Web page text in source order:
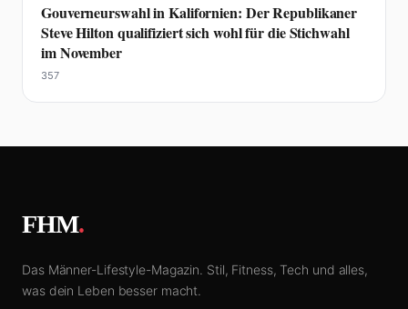
Gouverneurswahl in Kalifornien: Der Republikaner
Steve Hilton qualifiziert sich wohl für die Stichwahl
im November
357
FHM.
Das Männer-Lifestyle-Magazin. Stil, Fitness, Tech und alles,
was dein Leben besser macht.